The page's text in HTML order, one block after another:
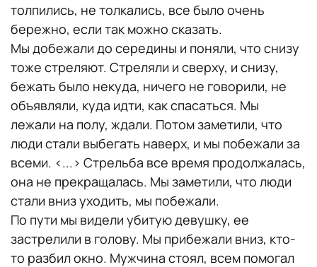
толпились, не толкались, все было очень
бережно, если так можно сказать.
Мы добежали до середины и поняли, что снизу
тоже стреляют. Стреляли и сверху, и снизу,
бежать было некуда, ничего не говорили, не
объявляли, куда идти, как спасаться. Мы
лежали на полу, ждали. Потом заметили, что
люди стали выбегать наверх, и мы побежали за
всеми. <...> Стрельба все время продолжалась,
она не прекращалась. Мы заметили, что люди
стали вниз уходить, мы побежали.
По пути мы видели убитую девушку, ее
застрелили в голову. Мы прибежали вниз, кто-
то разбил окно. Мужчина стоял, всем помогал